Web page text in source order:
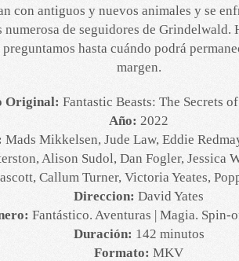
con antiguos y nuevos animales y se
numerosa de seguidores de Grindelwald.
preguntamos hasta cuándo podrá
margen.
Original: Fantastic Beasts: The Secrets
Año: 2022
Mads Mikkelsen, Jude Law, Eddie
Alison Sudol, Dan Fogler, Jessica
Callum Turner, Victoria Yeates,
Direccion: David Yates
Fantástico. Aventuras | Magia. Spin-
Duración: 142 minutos
Formato: MKV